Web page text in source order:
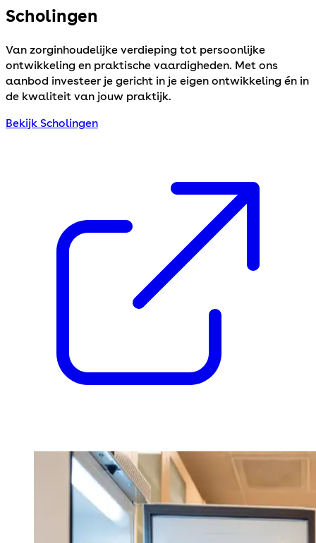
Scholingen
Van zorginhoudelijke verdieping tot persoonlijke
ontwikkeling en praktische vaardigheden. Met ons
aanbod investeer je gericht in je eigen ontwikkeling én in
de kwaliteit van jouw praktijk.
Bekijk Scholingen